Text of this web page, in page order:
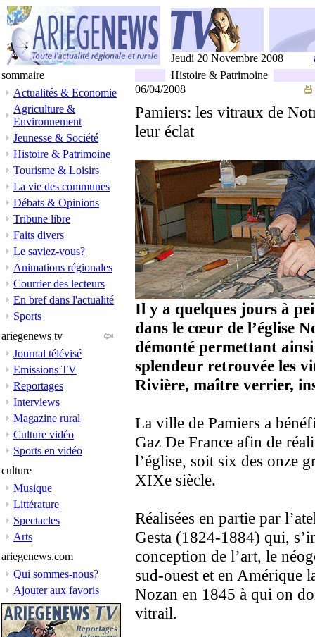
Jeudi 20 Novembre 2008
sommaire
Actualités & Economie
Agriculture &
Environnement
Jeunesse & Société
Histoire & Patrimoine
Tourisme & Loisirs
La vie des communes
Débats & Opinions
Tribune libre
Faits divers
Le saviez-vous?
Animations régionales
Courrier des lecteurs
En bref dans l'actualité
Sports
ariegenews tv
Journal télévisé
Emissions TV
Reportages
Interviews
Magazine rural
Culture vidéo
Sports en vidéo
culture
Musique
Littérature
Spectacles
Arts
ariegenews.com
Qui sommes-nous?
Ajouter aux favoris
Histoire & Patrimoine
06/04/2008
Pamiers: les vitraux de
leur éclat
Il y a quelques jours à
dans le cœur de l’église
démonté permettant
splendeur retrouvée les
Rivière, maître verrier,
La ville de Pamiers a
Gaz De France afin de
l’église, soit six des onze
XIXe siècle.
Réalisées en partie par
Gesta (1824-1884) qui,
conception de l’art, le
sud-ouest et en Amérique
Nozan en 1845 à qui on
vitrail.